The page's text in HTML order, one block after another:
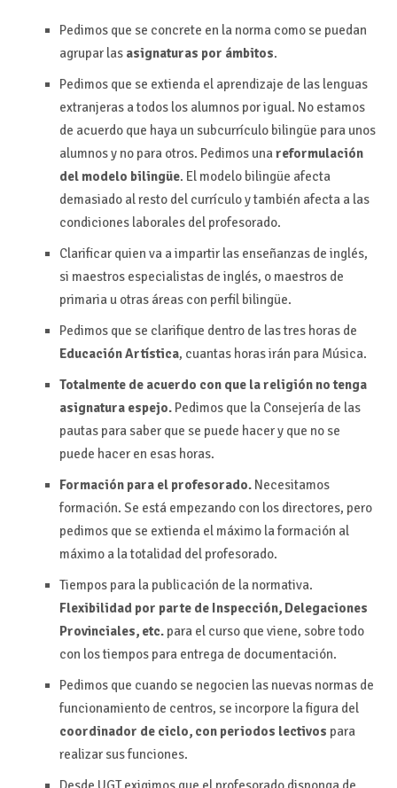
Pedimos que se concrete en la norma como se puedan
agrupar las asignaturas por ámbitos.
Pedimos que se extienda el aprendizaje de las lenguas
extranjeras a todos los alumnos por igual. No estamos
de acuerdo que haya un subcurrículo bilingüe para unos
alumnos y no para otros. Pedimos unareformulación
del modelo bilingüe. El modelo bilingüe afecta
demasiado al resto del currículo y también afecta a las
condiciones laborales del profesorado.
Clarificar quien va a impartir las enseñanzas de inglés,
si maestros especialistas de inglés, o maestros de
primaria u otras áreas con perfil bilingüe.
Pedimos que se clarifique dentro de las tres horas de
Educación Artística, cuantas horas irán para Música.
Totalmente de acuerdo con que la religión no tenga
asignatura espejo.Pedimos que la Consejería de las
pautas para saber que se puede hacer y que no se
puede hacer en esas horas.
Formación para el profesorado.Necesitamos
formación. Se está empezando con los directores, pero
pedimos que se extienda el máximo la formación al
máximo a la totalidad del profesorado.
Tiempos para la publicación de la normativa.
Flexibilidad por parte de Inspección, Delegaciones
Provinciales, etc.para el curso que viene, sobre todo
con los tiempos para entrega de documentación.
Pedimos que cuando se negocien las nuevas normas de
funcionamiento de centros, se incorpore la figura del
coordinador de ciclo, con periodos lectivos para
realizar sus funciones.